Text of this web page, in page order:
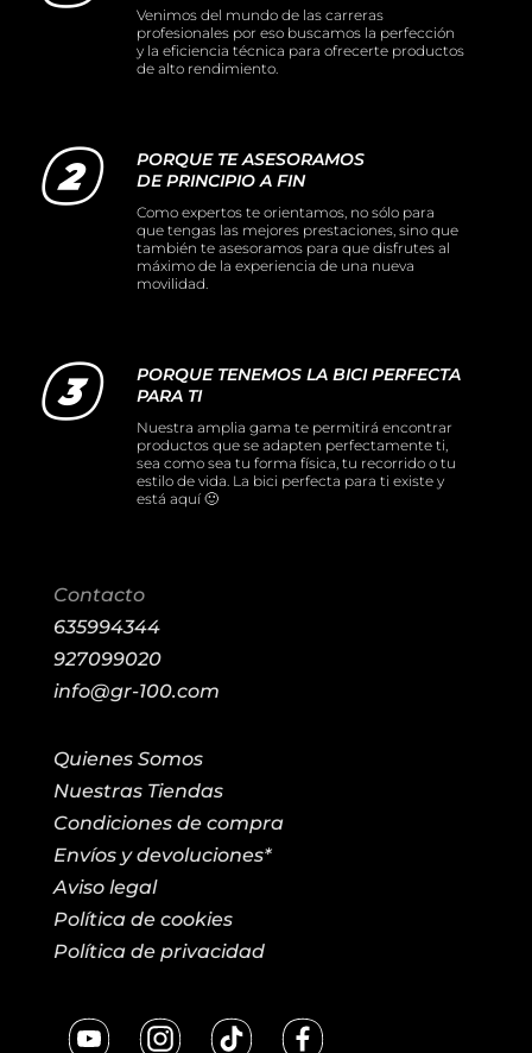
Venimos del mundo de las carreras
profesionales por eso buscamos la perfección
y la eficiencia técnica para ofrecerte productos
de alto rendimiento.
PORQUE TE ASESORAMOS
DE PRINCIPIO A FIN
Como expertos te orientamos, no sólo para
que tengas las mejores prestaciones, sino que
también te asesoramos para que disfrutes al
máximo de la experiencia de una nueva
movilidad.
PORQUE TENEMOS LA BICI PERFECTA
PARA TI
Nuestra amplia gama te permitirá encontrar
productos que se adapten perfectamente ti,
sea como sea tu forma física, tu recorrido o tu
estilo de vida. La bici perfecta para ti existe y
está aquí 🙂
Contacto
635994344
927099020
info@gr-100.com
Quienes Somos
Nuestras Tiendas
Condiciones de compra
Envíos y devoluciones*
Aviso legal
Política de cookies
Política de privacidad